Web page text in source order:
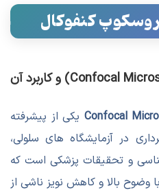
کنفوکال
میکروسکوپ کنفوکال (Confocal Microscope) و کاربرد آن
Confocal یکی از پیشرفته
در آزمایشگاه های سلولی،
شناسی و تحقیقات پزشکی است که
وضوح بالا و کاهش نویز ناشی از